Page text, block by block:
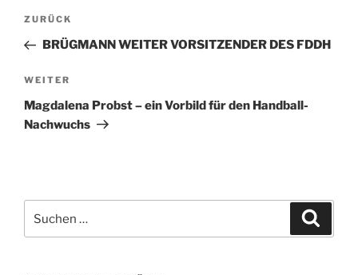
Beitragsnavigation
Vorheriger
Beitrag
ZURÜCK
BRÜGMANN WEITER VORSITZENDER DES FDDH
Nächster
Beitrag
WEITER
Magdalena Probst – ein Vorbild für den Handball-
Nachwuchs
nach: